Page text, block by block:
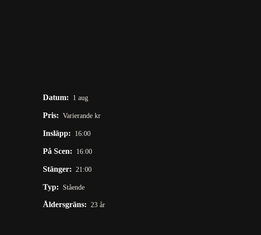
Datum: 1 aug
Pris: Varierande kr
Insläpp: 16:00
På Scen: 16:00
Stänger: 21:00
Typ: Stående
Åldersgräns: 23 år